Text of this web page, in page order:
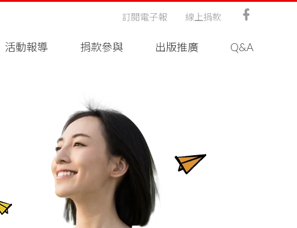
活動報導 捐款參與 出版推廣 Q&A
訂閱電子報 線上捐款